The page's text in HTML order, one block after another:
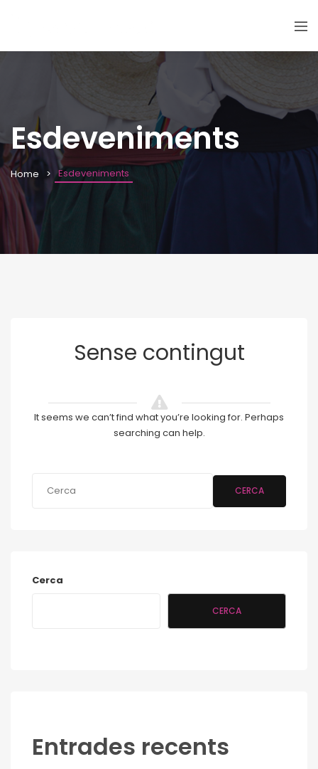
Esdeveniments
Home Esdeveniments
Sense contingut
It seems we can’t find what you’re looking for. Perhaps
searching can help.
CERCA
Cerca
CERCA
Entrades recents